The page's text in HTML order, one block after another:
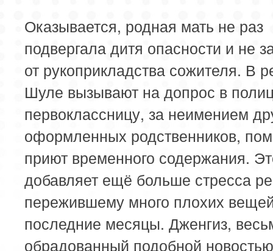
Оказывается, родная мать не раз
подвергала дитя опасности и не
от рукоприкладства сожителя. В
Шуле вызывают на допрос в
первоклассницу, за неимением
оформленных родственников,
приют временного содержания.
добавляет ещё больше стресса
пережившему много плохих
последние месяцы. Дженгиз,
обрадованный подобной